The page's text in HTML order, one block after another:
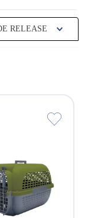
RELEASE